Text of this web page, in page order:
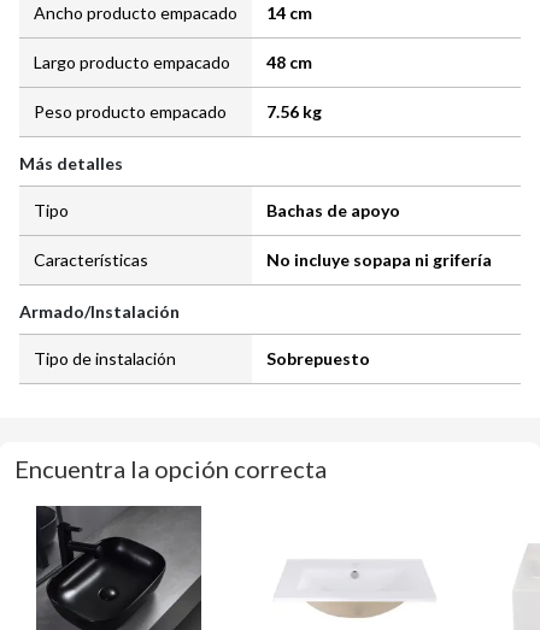
Ancho producto empacado 14 cm
Largo producto empacado 48 cm
Peso producto empacado 7.56 kg
Más detalles
Tipo Bachas de apoyo
Características No incluye sopapa ni grifería
Armado/Instalación
Tipo de instalación Sobrepuesto
Encuentra la opción correcta